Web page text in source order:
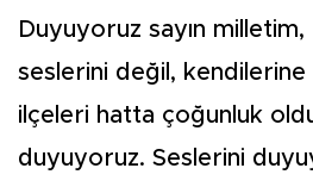
Duyuyoruz sayın
seslerini değil,
ilçeleri hatta çoğunluk
duyuyoruz. Seslerini